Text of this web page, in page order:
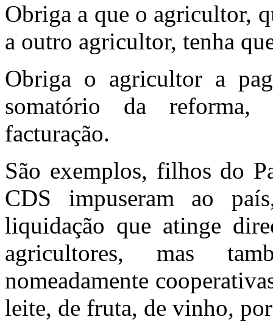
Obriga a que o agricultor,
a outro agricultor, tenha
Obriga o agricultor a
somatório da
facturação.
São exemplos, filhos do
CDS impuseram ao
liquidação que atinge
agricultores, mas
nomeadamente
leite, de fruta, de vinho,